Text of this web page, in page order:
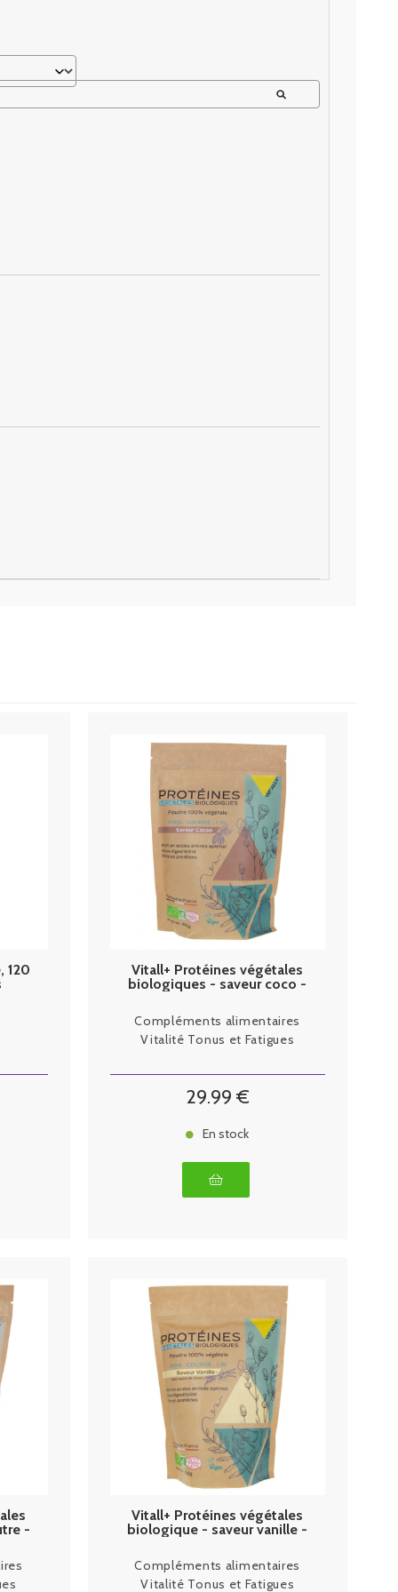
120
Vitall+ Protéines végétales
biologiques - saveur coco -
Compléments alimentaires
Vitalité Tonus et Fatigues
29.99 €
En stock
-
Vitall+ Protéines végétales
biologique - saveur vanille -
Compléments alimentaires
Vitalité Tonus et Fatigues